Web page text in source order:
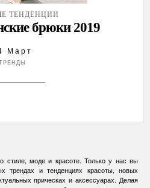
ТЕНДЕНЦИИ
брюки 2019
Март
стиле, моде и красоте. Только у нас вы
трендах и тенденциях красоты, новых
прическах и аксессуарах. Делая